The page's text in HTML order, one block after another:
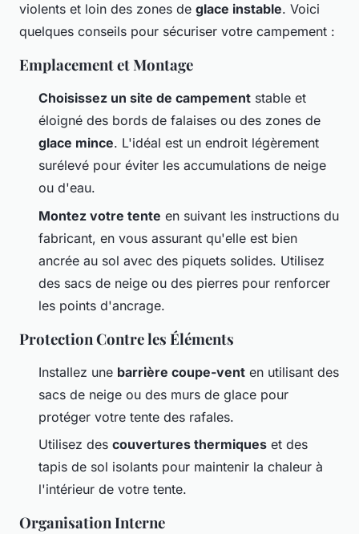
violents et loin des zones de glace instable. Voici
quelques conseils pour sécuriser votre campement :
Emplacement et Montage
Choisissez un site de campement stable et
éloigné des bords de falaises ou des zones de
glace mince. L'idéal est un endroit légèrement
surélevé pour éviter les accumulations de neige
ou d'eau.
Montez votre tente en suivant les instructions du
fabricant, en vous assurant qu'elle est bien
ancrée au sol avec des piquets solides. Utilisez
des sacs de neige ou des pierres pour renforcer
les points d'ancrage.
Protection Contre les Éléments
Installez une barrière coupe-vent en utilisant des
sacs de neige ou des murs de glace pour
protéger votre tente des rafales.
Utilisez des couvertures thermiques et des
tapis de sol isolants pour maintenir la chaleur à
l'intérieur de votre tente.
Organisation Interne